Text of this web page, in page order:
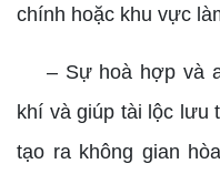
chính hoặc khu vực
– Sự hoà hợp và
khí và giúp tài lộc lưu
tạo ra không gian